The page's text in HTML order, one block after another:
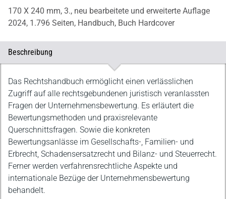
170 X 240 mm, 3., neu bearbeitete und erweiterte Auflage
2024, 1.796 Seiten, Handbuch, Buch Hardcover
Beschreibung
Beschreibung
Das Rechtshandbuch ermöglicht einen verlässlichen
Zugriff auf alle rechtsgebundenen juristisch veranlassten
Fragen der Unternehmensbewertung. Es erläutert die
Bewertungsmethoden und praxisrelevante
Querschnittsfragen. Sowie die konkreten
Bewertungsanlässe im Gesellschafts-, Familien- und
Erbrecht, Schadensersatzrecht und Bilanz- und Steuerrecht.
Ferner werden verfahrensrechtliche Aspekte und
internationale Bezüge der Unternehmensbewertung
behandelt.